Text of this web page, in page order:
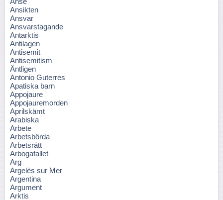
Ansikten
Ansvar
Ansvarstagande
Antarktis
Antilagen
Antisemit
Antisemitism
Äntligen
Antonio Guterres
Apatiska barn
Appojaure
Appojauremorden
Aprilskämt
Arabiska
Arbete
Arbetsbörda
Arbetsrätt
Arbogafallet
Arg
Argelès sur Mer
Argentina
Argument
Arktis